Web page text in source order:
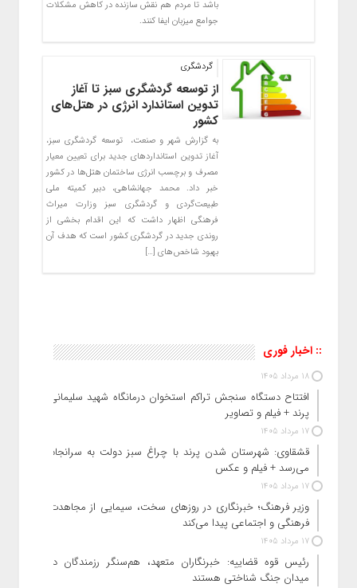
باشد تا مردم هم نقش سازنده در کاهش مشکلات
جوامع میزبان ایفا کنند.
گردشگری
از توسعه گردشگری سبز تا آغاز
تدوین استاندارد انرژی در هتل‌های
کشور
به گزارش شهر و صنعت، توسعه گردشگری سبز،
آغاز تدوین استانداردهای جدید برای تعیین معیار
مصرف و برچسب انرژی ساختمان هتل‌ها در کشور
خبر داد. محمد جهانشاهی، دبیر کمیته ملی
طبیعت‌گردی و گردشگری سبز وزارت میراث
فرهنگی اظهار داشت که این اقدام بخشی از
روندی جدید در گردشگری کشور است که هدف آن
بهبود شاخص‌های […]
:: اخبار فوری
18 مرداد 1405
افتتاح دستگاه سنجش تراکم استخوان درمانگاه شهید سلیمانی
پرند + فیلم و تصاویر
17 مرداد 1405
قشقاوی: شهرستان شدن پرند با چراغ سبز دولت به سرانجام
می‌رسد + فیلم و عکس
17 مرداد 1405
وزیر فرهنگ؛ خبرنگاری در روزهای سخت، سیمایی از مجاهدت
فرهنگی و اجتماعی پیدا می‌کند
17 مرداد 1405
رئیس قوه قضاییه: خبرنگاران متعهد، هم‌سنگر رزمندگان در
میدان جنگ شناختی هستند